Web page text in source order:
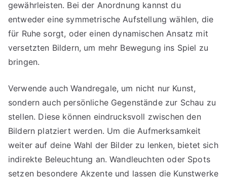
gewährleisten. Bei der Anordnung kannst du
entweder eine symmetrische Aufstellung wählen, die
für Ruhe sorgt, oder einen dynamischen Ansatz mit
versetzten Bildern, um mehr Bewegung ins Spiel zu
bringen.
Verwende auch Wandregale, um nicht nur Kunst,
sondern auch persönliche Gegenstände zur Schau zu
stellen. Diese können eindrucksvoll zwischen den
Bildern platziert werden. Um die Aufmerksamkeit
weiter auf deine Wahl der Bilder zu lenken, bietet sich
indirekte Beleuchtung an. Wandleuchten oder Spots
setzen besondere Akzente und lassen die Kunstwerke